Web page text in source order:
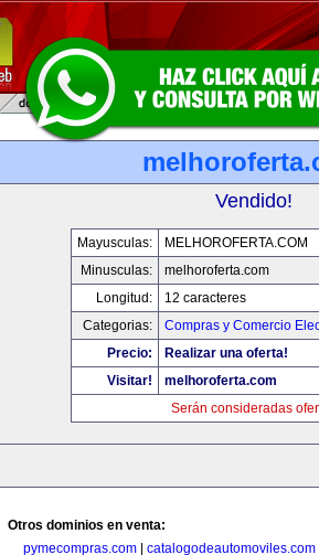
Vendido!
Mayusculas:
MELHOROFERTA.COM
Minusculas:
melhoroferta.com
Longitud:
12 caracteres
Categorias:
Compras y Comercio
Precio:
Realizar una oferta!
Visitar!
melhoroferta.com
Serán consideradas
Otros dominios en venta:
pymecompras.com| catalogodeautomoviles.com